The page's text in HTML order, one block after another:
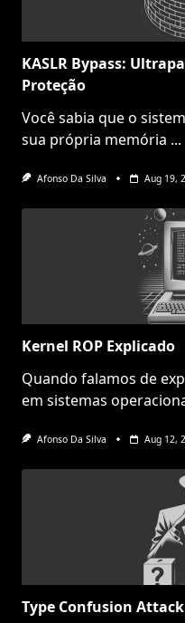
KASLR Bypass:
Proteção
Você sabia que o
sua própria memória ...
Afonso Da Silva Aug 19,
Kernel ROP Explicado
Quando falamos de
em sistemas
Afonso Da Silva Aug 12,
Type Confusion Attack